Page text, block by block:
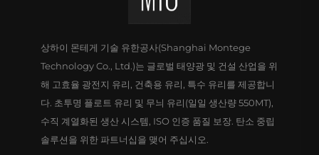
상하이 몬테게 기술 유한공사(Shanghai Montege
Technology Co., Ltd.)는 글로벌 태양광 및 건설 산업을 위
해 고효율 광전지 유리, 건축용 유리, 특수 유리를 제공합니
다. 초투명 플로트 유리 및 무늬 유리(일일 생산량 550MT),
수직 계열화된 생산 시스템, ISO 인증 품질 보장. 탄소 중립
솔루션을 위한 파트너십을 맺어 주십시오.